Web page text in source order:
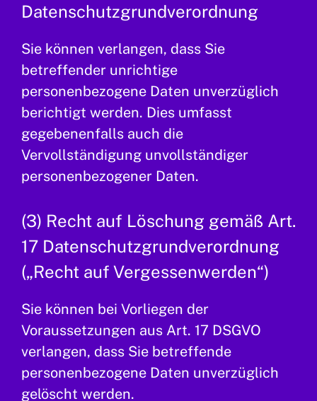
Datenschutzgrundverordnung
Sie können verlangen, dass Sie
betreffender unrichtige
personenbezogene Daten unverzüglich
berichtigt werden. Dies umfasst
gegebenenfalls auch die
Vervollständigung unvollständiger
personenbezogener Daten.
(3) Recht auf Löschung gemäß Art.
17 Datenschutzgrundverordnung
(„Recht auf Vergessenwerden“)
Sie können bei Vorliegen der
Voraussetzungen aus Art. 17 DSGVO
verlangen, dass Sie betreffende
personenbezogene Daten unverzüglich
gelöscht werden.